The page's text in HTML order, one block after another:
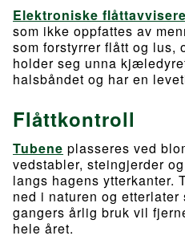
Elektroniske flåttavvisere
som ikke oppfattes av
som forstyrrer flått og lus,
holder seg unna
halsbåndet og har en
Flåttkontroll
Tubene plasseres ved
vedstabler, steingjerder
langs hagens ytterkanter.
ned i naturen og etterlater
gangers årlig bruk vil
hele året.